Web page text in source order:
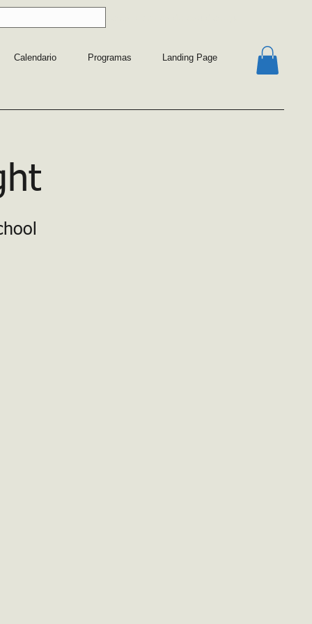
Calendario Programas Landing Page